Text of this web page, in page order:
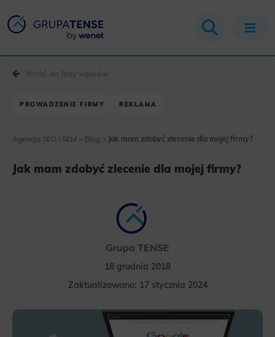
PROWADZENIE FIRMY REKLAMA
Agencja SEO i SEM > Blog > Jak mam zdobyć zlecenie dla mojej firmy?
Jak mam zdobyć zlecenie dla mojej firmy?
Grupa TENSE
18 grudnia 2018
Zaktualizowano: 17 stycznia 2024